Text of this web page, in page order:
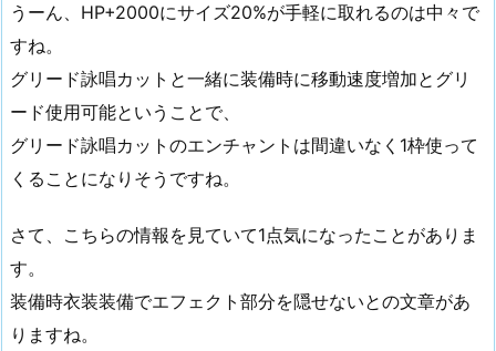
うーん、HP+2000にサイズ20%が手軽に取れるのは中々で
すね。
グリード詠唱カットと一緒に装備時に移動速度増加とグリ
ード使用可能ということで、
グリード詠唱カットのエンチャントは間違いなく1枠使って
くることになりそうですね。
さて、こちらの情報を見ていて1点気になったことがありま
す。
装備時衣装装備でエフェクト部分を隠せないとの文章があ
りますね。